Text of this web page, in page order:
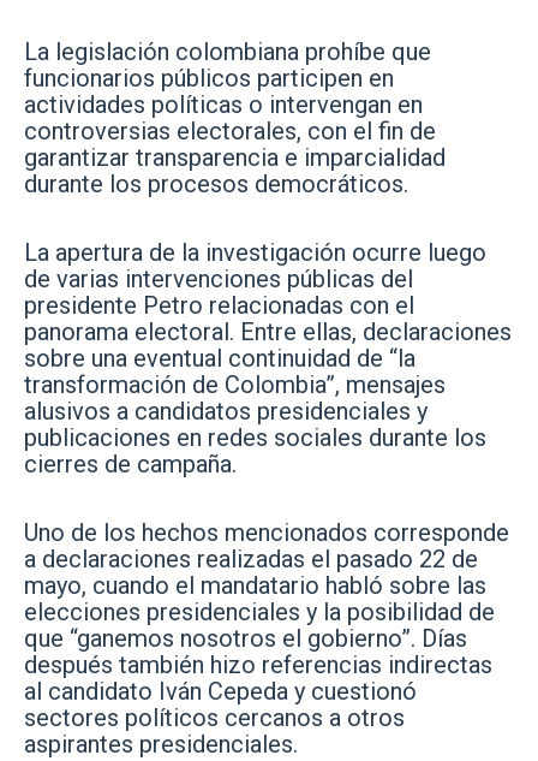
La legislación colombiana prohíbe que
funcionarios públicos participen en
actividades políticas o intervengan en
controversias electorales, con el fin de
garantizar transparencia e imparcialidad
durante los procesos democráticos.
La apertura de la investigación ocurre luego
de varias intervenciones públicas del
presidente Petro relacionadas con el
panorama electoral. Entre ellas, declaraciones
sobre una eventual continuidad de “la
transformación de Colombia”, mensajes
alusivos a candidatos presidenciales y
publicaciones en redes sociales durante los
cierres de campaña.
Uno de los hechos mencionados corresponde
a declaraciones realizadas el pasado 22 de
mayo, cuando el mandatario habló sobre las
elecciones presidenciales y la posibilidad de
que “ganemos nosotros el gobierno”. Días
después también hizo referencias indirectas
al candidato Iván Cepeda y cuestionó
sectores políticos cercanos a otros
aspirantes presidenciales.